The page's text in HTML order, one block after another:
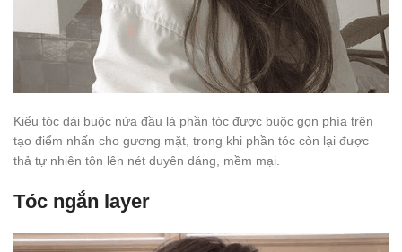
Kiểu tóc dài buộc nửa đầu là phần tóc được buộc gọn phía trên
tạo điểm nhấn cho gương mặt, trong khi phần tóc còn lại được
thả tự nhiên tôn lên nét duyên dáng, mềm mại.
Tóc ngắn layer